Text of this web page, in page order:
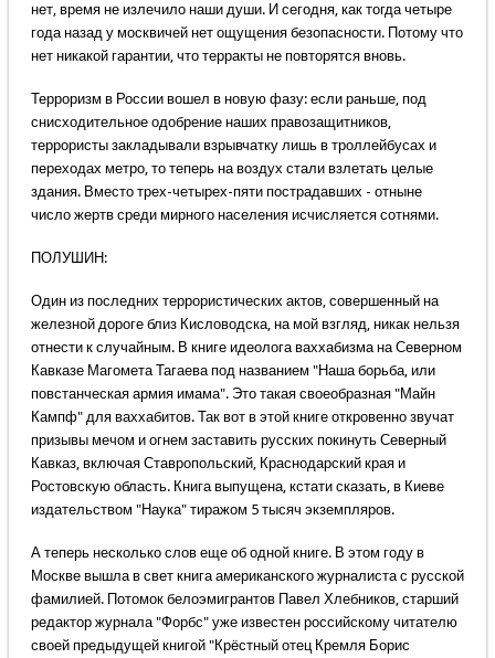
нет, время не излечило наши души. И сегодня, как тогда четыре
года назад у москвичей нет ощущения безопасности. Потому что
нет никакой гарантии, что терракты не повторятся вновь.
Терроризм в России вошел в новую фазу: если раньше, под
снисходительное одобрение наших правозащитников,
террористы закладывали взрывчатку лишь в троллейбусах и
переходах метро, то теперь на воздух стали взлетать целые
здания. Вместо трех-четырех-пяти пострадавших - отныне
число жертв среди мирного населения исчисляется сотнями.
ПОЛУШИН:
Один из последних террористических актов, совершенный на
железной дороге близ Кисловодска, на мой взгляд, никак нельзя
отнести к случайным. В книге идеолога ваххабизма на Северном
Кавказе Магомета Тагаева под названием "Наша борьба, или
повстанческая армия имама". Это такая своеобразная "Майн
Кампф" для ваххабитов. Так вот в этой книге откровенно звучат
призывы мечом и огнем заставить русских покинуть Северный
Кавказ, включая Ставропольский, Краснодарский края и
Ростовскую область. Книга выпущена, кстати сказать, в Киеве
издательством "Наука" тиражом 5 тысяч экземпляров.
А теперь несколько слов еще об одной книге. В этом году в
Москве вышла в свет книга американского журналиста с русской
фамилией. Потомок белоэмигрантов Павел Хлебников, старший
редактор журнала "Форбс" уже известен российскому читателю
своей предыдущей книгой "Крёстный отец Кремля Борис